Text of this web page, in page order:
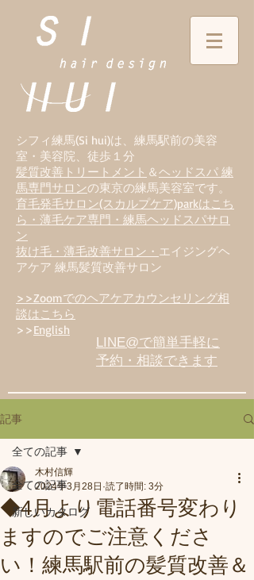
シフィ練馬(Si hui)は、 練馬駅前の美容
室・美容院、徒歩１分
髪質改善トリートメント ＆ヘッドスパ 練
馬専門サロンの東京の練馬美容室です。
育毛発毛サロン(スカルプケア)parkはこち
ら・薄毛ケア専門・練馬ヘッドスパサロ
ン
抜け毛・薄毛改善サロン・ エイジングヘ
アケア 練馬髪質改善サロン
>>Zoomでのヘアケアカウンセリング相
談はこちら
>>English
LINE@で簡単手軽に
予約・相談できます
記事
全ての記事
新しいカタログ
全ての記事
◆4月より電話番号変わり
ますのでご注意くださ
い！練馬駅前の髪質改善＆
木村信輝
2024年3月28日 読了時間: 3分